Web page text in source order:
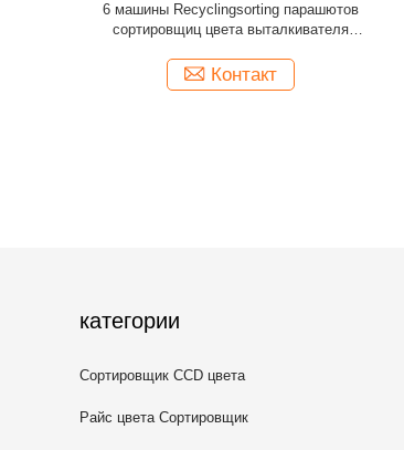
Высокотехнологичный умный пластиковый
КЭ ИСО9001 сортируя машины цвета
Контакт
категории
Сортировщик CCD цвета
Райс цвета Сортировщик